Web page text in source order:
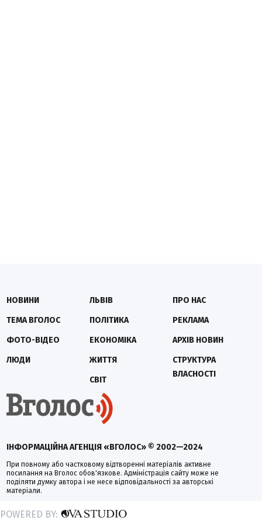
ІНФОРМАЦІЙНА АГЕНЦІЯ «ВГОЛОС» © 2002—2024
При повному або частковому відтворенні матеріалів активне
посилання на Вголос обов'язкове. Адміністрація сайту може не
поділяти думку автора і не несе відповідальності за авторські
матеріали.
НОВИНИ
ТЕМА ВГОЛОС
ФОТО-ВІДЕО
ЛЮДИ
ЛЬВІВ
ПОЛІТИКА
ЕКОНОМІКА
ЖИТТЯ
СВІТ
ПРО НАС
РЕКЛАМА
АРХІВ НОВИН
СТРУКТУРА
ВЛАСНОСТІ
POWERED BY: